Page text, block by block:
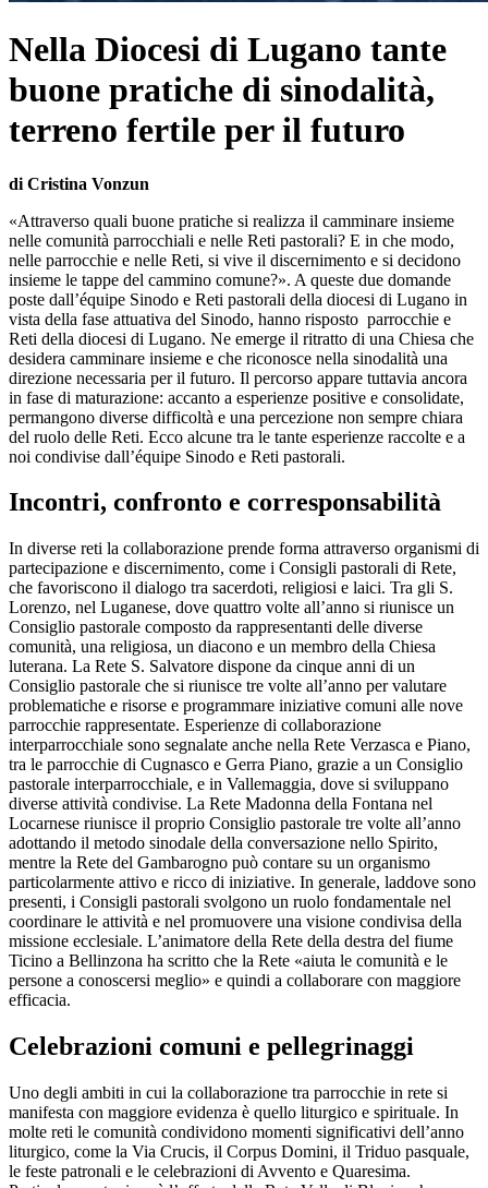
Nella Diocesi di Lugano tante
buone pratiche di sinodalità,
terreno fertile per il futuro
di Cristina Vonzun
«Attraverso quali buone pratiche si realizza il camminare insieme
nelle comunità parrocchiali e nelle Reti pastorali? E in che modo,
nelle parrocchie e nelle Reti, si vive il discernimento e si decidono
insieme le tappe del cammino comune?». A queste due domande
poste dall’équipe Sinodo e Reti pastorali della diocesi di Lugano in
vista della fase attuativa del Sinodo, hanno risposto parrocchie e
Reti della diocesi di Lugano. Ne emerge il ritratto di una Chiesa che
desidera camminare insieme e che riconosce nella sinodalità una
direzione necessaria per il futuro. Il percorso appare tuttavia ancora
in fase di maturazione: accanto a esperienze positive e consolidate,
permangono diverse difficoltà e una percezione non sempre chiara
del ruolo delle Reti. Ecco alcune tra le tante esperienze raccolte e a
noi condivise dall’équipe Sinodo e Reti pastorali.
Incontri, confronto e corresponsabilità
In diverse reti la collaborazione prende forma attraverso organismi di
partecipazione e discernimento, come i Consigli pastorali di Rete,
che favoriscono il dialogo tra sacerdoti, religiosi e laici. Tra gli S.
Lorenzo, nel Luganese, dove quattro volte all’anno si riunisce un
Consiglio pastorale composto da rappresentanti delle diverse
comunità, una religiosa, un diacono e un membro della Chiesa
luterana. La Rete S. Salvatore dispone da cinque anni di un
Consiglio pastorale che si riunisce tre volte all’anno per valutare
problematiche e risorse e programmare iniziative comuni alle nove
parrocchie rappresentate. Esperienze di collaborazione
interparrocchiale sono segnalate anche nella Rete Verzasca e Piano,
tra le parrocchie di Cugnasco e Gerra Piano, grazie a un Consiglio
pastorale interparrocchiale, e in Vallemaggia, dove si sviluppano
diverse attività condivise. La Rete Madonna della Fontana nel
Locarnese riunisce il proprio Consiglio pastorale tre volte all’anno
adottando il metodo sinodale della conversazione nello Spirito,
mentre la Rete del Gambarogno può contare su un organismo
particolarmente attivo e ricco di iniziative. In generale, laddove sono
presenti, i Consigli pastorali svolgono un ruolo fondamentale nel
coordinare le attività e nel promuovere una visione condivisa della
missione ecclesiale. L’animatore della Rete della destra del fiume
Ticino a Bellinzona ha scritto che la Rete «aiuta le comunità e le
persone a conoscersi meglio» e quindi a collaborare con maggiore
efficacia.
Celebrazioni comuni e pellegrinaggi
Uno degli ambiti in cui la collaborazione tra parrocchie in rete si
manifesta con maggiore evidenza è quello liturgico e spirituale. In
molte reti le comunità condividono momenti significativi dell’anno
liturgico, come la Via Crucis, il Corpus Domini, il Triduo pasquale,
le feste patronali e le celebrazioni di Avvento e Quaresima.